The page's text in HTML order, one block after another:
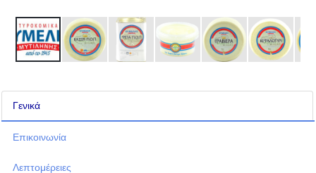
Γενικά
Επικοινωνία
Λεπτομέρειες